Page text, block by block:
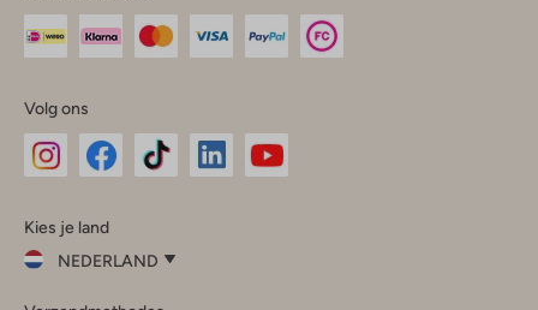
Volg ons
InstagramFacebook
Kies je land
NEDERLAND